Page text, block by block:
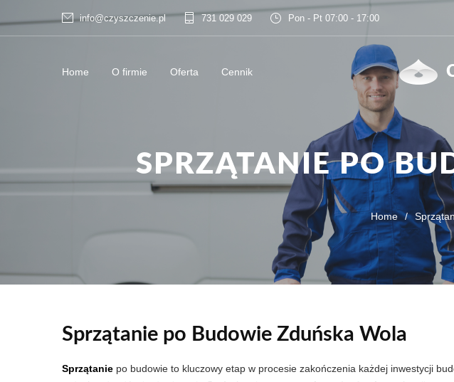
info@czyszczenie.pl 731 029 029 Pon - Pt 07:00 - 17:00
Home O firmie Oferta Cennik
SPRZĄTANIE PO
Home /
Sprzątanie po Budowie Zduńska Wola
Sprzątanie po budowie to kluczowy etap w procesie zakończenia każdej inwestycji